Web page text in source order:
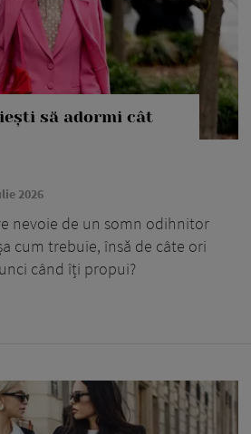
să adormi cât
2026
nevoie de un somn odihnitor
cum trebuie, însă de câte ori
când îți propui?